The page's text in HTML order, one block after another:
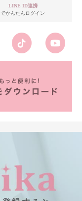
LINE ID連携
でかんたんログイン